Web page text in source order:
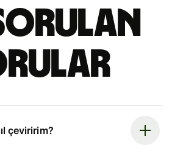
çeviririm?